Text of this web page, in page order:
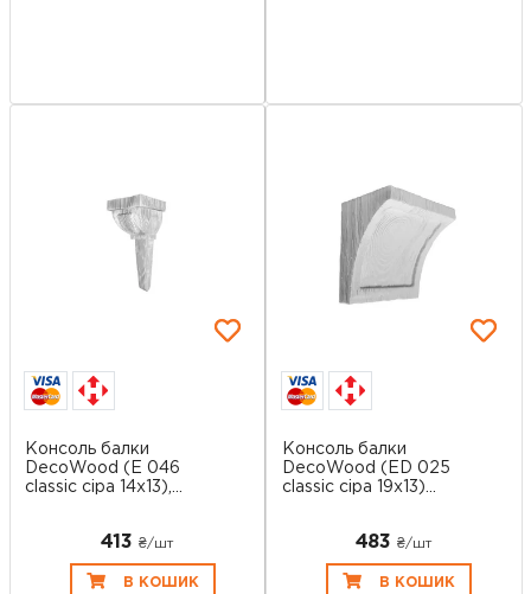
Консоль балки
DecoWood (E 046
classic сіра 14x13),...
413 ₴/шт
В КОШИК
Консоль балки
DecoWood (ED 025
classic сіра 19x13)...
483 ₴/шт
В КОШИК